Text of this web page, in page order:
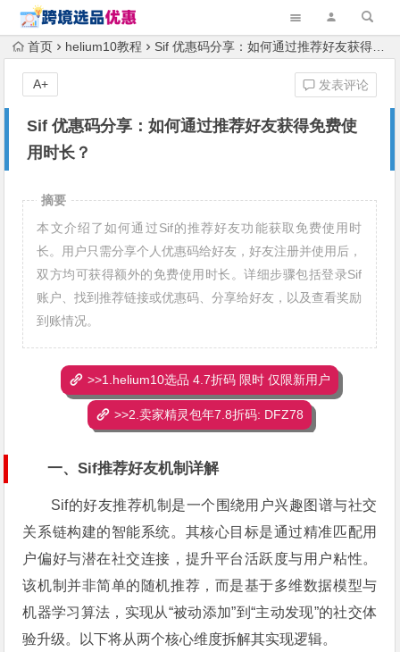
首页 helium10教程 Sif 优惠码分享：如何通过推荐好友获得免费使用时长？
Sif 优惠码分享：如何通过推荐好友获得免费使
用时长？
发表评论
A+
摘要
本文介绍了如何通过Sif的推荐好友功能获取免费使用时
长。用户只需分享个人优惠码给好友，好友注册并使用后，
双方均可获得额外的免费使用时长。详细步骤包括登录Sif
账户、找到推荐链接或优惠码、分享给好友，以及查看奖励
到账情况。
>>1.helium10选品 4.7折码 限时 仅限新用户
>>2.卖家精灵包年7.8折码: DFZ78
一、Sif推荐好友机制详解
Sif的好友推荐机制是一个围绕用户兴趣图谱与社交
关系链构建的智能系统。其核心目标是通过精准匹配用
户偏好与潜在社交连接，提升平台活跃度与用户粘性。
该机制并非简单的随机推荐，而是基于多维数据模型与
机器学习算法，实现从“被动添加”到“主动发现”的社交体
验升级。以下将从两个核心维度拆解其实现逻辑。